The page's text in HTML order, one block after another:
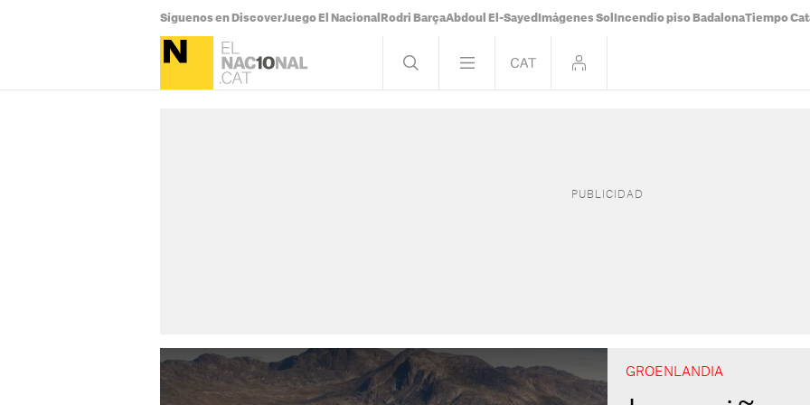
Síguenos en DiscoverJuego El Nacional Rodri BarçaAbdoul El-Sayed Imágenes Sol Incendio piso BadalonaTiempo
GROENLANDIA